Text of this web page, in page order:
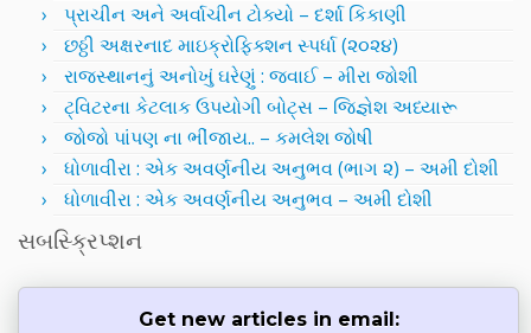
પ્રાચીન અને અર્વાચીન ટોક્યો – દર્શા કિકાણી
છઠ્ઠી અક્ષરનાદ માઇક્રોફિક્શન સ્પર્ધા (૨૦૨૪)
રાજસ્થાનનું અનોખું ઘરેણું : જવાઈ – મીરા જોશી
ટ્વિટરના કેટલાક ઉપયોગી બોટ્સ – જિજ્ઞેશ અધ્યારૂ
જોજો પાંપણ ના ભીંજાય.. – કમલેશ જોષી
ધોળાવીરા : એક અવર્ણનીય અનુભવ (ભાગ ૨) – અમી દોશી
ધોળાવીરા : એક અવર્ણનીય અનુભવ – અમી દોશી
સબસ્ક્રિપ્શન
Get new articles in email: